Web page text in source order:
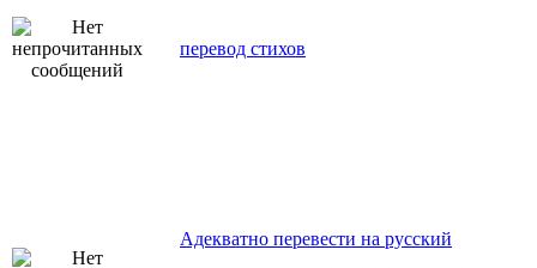
перевод стихов
Адекватно перевести на русский